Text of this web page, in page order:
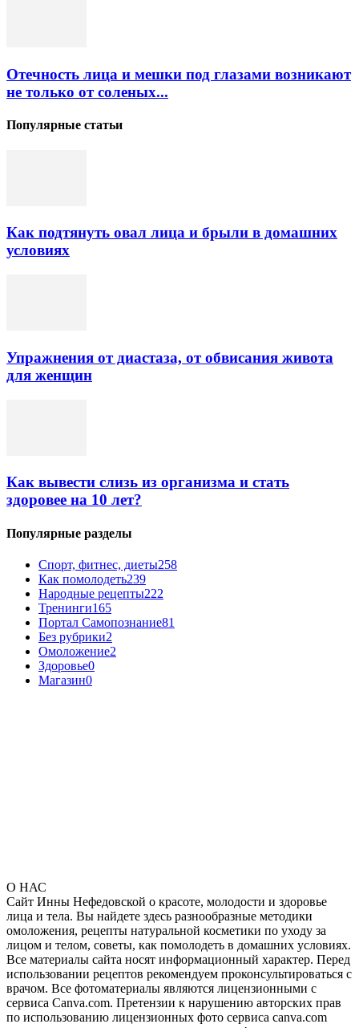
Отечность лица и мешки под глазами возникают
не только от соленых...
Популярные статьи
Как подтянуть овал лица и брыли в домашних
условиях
Упражнения от диастаза, от обвисания живота
для женщин
Как вывести слизь из организма и стать
здоровее на 10 лет?
Популярные разделы
Спорт, фитнес, диеты258
Как помолодеть239
Народные рецепты222
Тренинги165
Портал Самопознание81
Без рубрики2
Омоложение2
Здоровье0
Магазин0
О НАС
Сайт Инны Нефедовской о красоте, молодости и здоровье
лица и тела. Вы найдете здесь разнообразные методики
омоложения, рецепты натуральной косметики по уходу за
лицом и телом, советы, как помолодеть в домашних условиях.
Все материалы сайта носят информационный характер. Перед
использовании рецептов рекомендуем проконсультироваться с
врачом. Все фотоматериалы являются лицензионными с
сервиса Canva.com. Претензии к нарушению авторских прав
по использованию лицензионных фото сервиса canva.com